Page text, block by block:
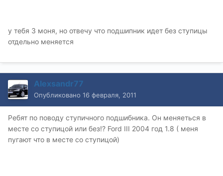
у тебя 3 моня, но отвечу что подшипник идет без ступицы
отдельно меняется
Alexsandr77
Опубликовано 16 февраля, 2011
Ребят по поводу ступичного подшибника. Он меняеться в
месте со ступицой или без!? Ford III 2004 год 1.8 ( меня
пугают что в месте со ступицой)